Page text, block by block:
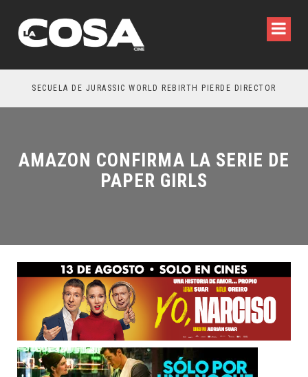
SECUELA DE JURASSIC WORLD REBIRTH PIERDE DIRECTOR
AMAZON CONFIRMA LA SERIE DE
PAPER GIRLS